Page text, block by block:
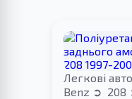
Легкові
Benz
208